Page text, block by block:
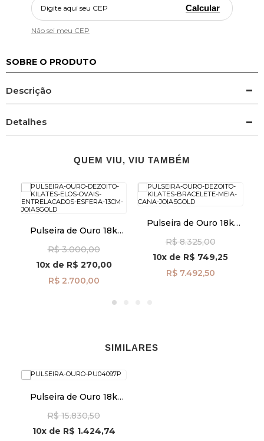
Calcular
Não sei meu CEP
SOBRE O PRODUTO
Descrição
Detalhes
QUEM VIU, VIU TAMBÉM
Pulseira de Ouro 18k
com Esfera de 13cm
pu08484
R$ 3.000,00
10xde R$ 270,00
R$ 2.700,00
Pulseira de Ouro 18k
pu07336
R$ 8.325,00
10x de R$ 749,25
R$ 7.492,50
SIMILARES
Pulseira de Ouro 18k
Zircônias de 19cm
pu04097
R$ 15.830,50
10xde R$ 1.424,74